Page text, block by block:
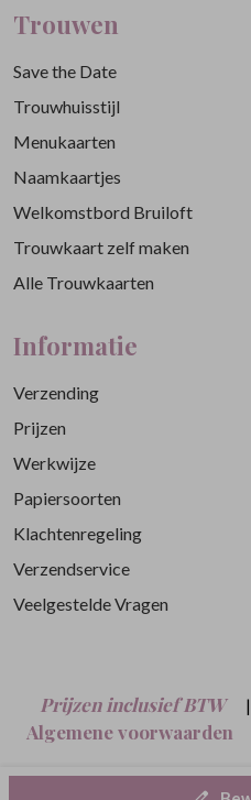
Trouwen
Save the Date
Trouwhuisstijl
Menukaarten
Naamkaartjes
Welkomstbord Bruiloft
Trouwkaart zelf maken
Alle Trouwkaarten
Informatie
Verzending
Prijzen
Werkwijze
Papiersoorten
Klachtenregeling
Verzendservice
Veelgestelde Vragen
Prijzen inclusief BTW |
Algemene voorwaarden
Nine B.V.